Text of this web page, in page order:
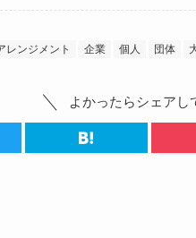
レンジメント 企業 個人 団体
よかったらシェアし